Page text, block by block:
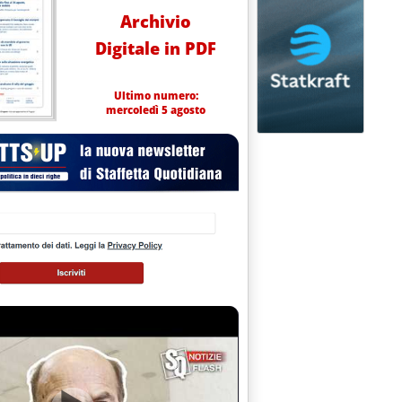
0.0.
Archivio
Digitale in PDF
Ultimo numero:
mercoledì 5 agosto